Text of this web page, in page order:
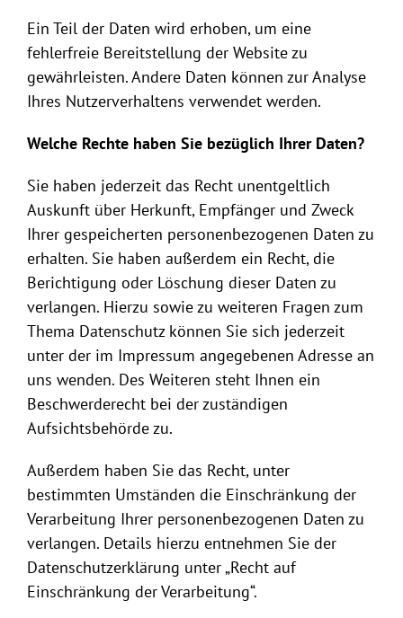
Ein Teil der Daten wird erhoben, um eine
fehlerfreie Bereitstellung der Website zu
gewährleisten. Andere Daten können zur Analyse
Ihres Nutzerverhaltens verwendet werden.
Welche Rechte haben Sie bezüglich Ihrer Daten?
Sie haben jederzeit das Recht unentgeltlich
Auskunft über Herkunft, Empfänger und Zweck
Ihrer gespeicherten personenbezogenen Daten zu
erhalten. Sie haben außerdem ein Recht, die
Berichtigung oder Löschung dieser Daten zu
verlangen. Hierzu sowie zu weiteren Fragen zum
Thema Datenschutz können Sie sich jederzeit
unter der im Impressum angegebenen Adresse an
uns wenden. Des Weiteren steht Ihnen ein
Beschwerderecht bei der zuständigen
Aufsichtsbehörde zu.
Außerdem haben Sie das Recht, unter
bestimmten Umständen die Einschränkung der
Verarbeitung Ihrer personenbezogenen Daten zu
verlangen. Details hierzu entnehmen Sie der
Datenschutzerklärung unter „Recht auf
Einschränkung der Verarbeitung“.